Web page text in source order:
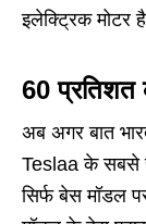
इलेक्ट्रिक मोटर
60 प्रतिशत
अब अगर बात
Teslaa के सबसे
सिर्फ बेस मॉडल